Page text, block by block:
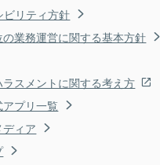
リティ方針
業務運営に関する基本方針
スメントに関する考え方
プリ一覧
ィア